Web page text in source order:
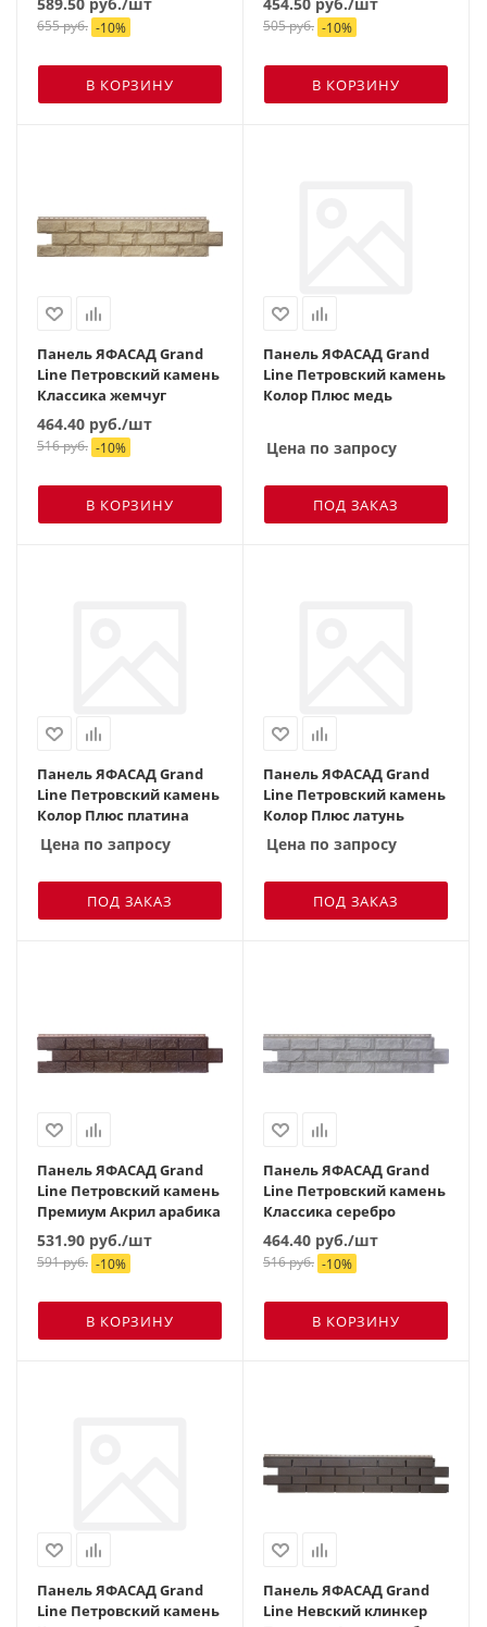
655руб. -10%
В КОРЗИНУ
505руб. -10%
В КОРЗИНУ
Панель ЯФАСАД Grand
Line Петровский камень
Классика жемчуг
464.40 руб./шт
516руб. -10%
В КОРЗИНУ
Панель ЯФАСАД Grand
Line Петровский камень
Колор Плюс медь
Цена по запросу
ПОД ЗАКАЗ
Панель ЯФАСАД Grand
Line Петровский камень
Колор Плюс платина
Цена по запросу
ПОД ЗАКАЗ
Панель ЯФАСАД Grand
Line Петровский камень
Колор Плюс латунь
Цена по запросу
ПОД ЗАКАЗ
Панель ЯФАСАД Grand
Line Петровский камень
Премиум Акрил арабика
531.90 руб./шт
591руб. -10%
В КОРЗИНУ
Панель ЯФАСАД Grand
Line Петровский камень
Классика серебро
464.40 руб./шт
516руб. -10%
В КОРЗИНУ
Панель ЯФАСАД Grand
Line Петровский камень
Панель ЯФАСАД Grand
Line Невский клинкер